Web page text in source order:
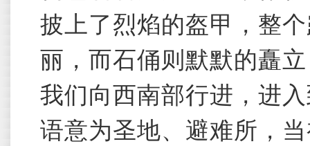
披上了烈焰的盔甲，整
丽，而石俑则默默的矗
我们向西南部行进，进
语意为圣地、避难所，